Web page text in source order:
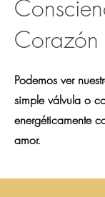
Corazón
Podemos ver
simpleválvula o
energéticamente
amor.